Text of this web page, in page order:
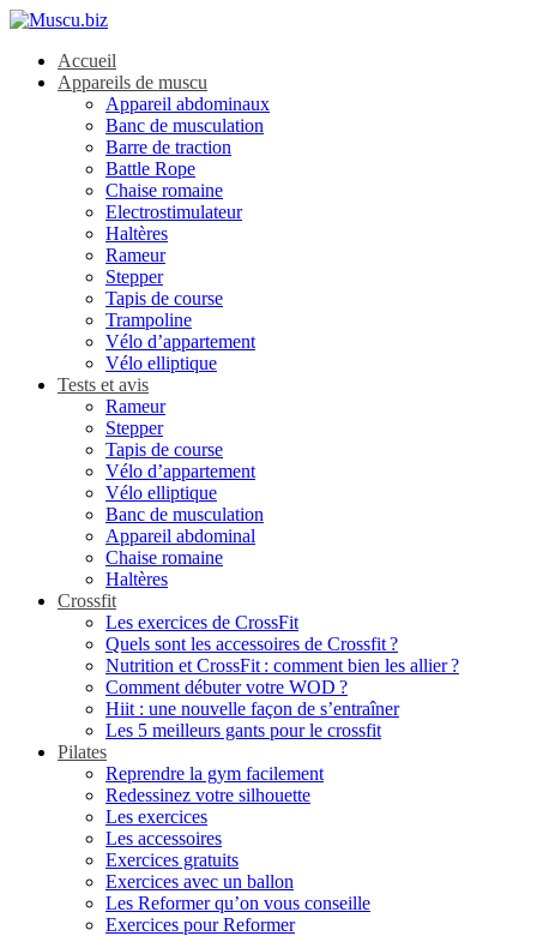
Accueil
Appareils de muscu
Appareil abdominaux
Banc de musculation
Barre de traction
Battle Rope
Chaise romaine
Electrostimulateur
Haltères
Rameur
Stepper
Tapis de course
Trampoline
Vélo d’appartement
Vélo elliptique
Tests et avis
Rameur
Stepper
Tapis de course
Vélo d’appartement
Vélo elliptique
Banc de musculation
Appareil abdominal
Chaise romaine
Haltères
Crossfit
Les exercices de CrossFit
Quels sont les accessoires de Crossfit ?
Nutrition et CrossFit : comment bien les allier ?
Comment débuter votre WOD ?
Hiit : une nouvelle façon de s’entraîner
Les 5 meilleurs gants pour le crossfit
Pilates
Reprendre la gym facilement
Redessinez votre silhouette
Les exercices
Les accessoires
Exercices gratuits
Exercices avec un ballon
Les Reformer qu’on vous conseille
Exercices pour Reformer